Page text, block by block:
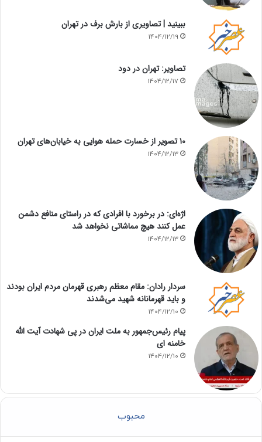
ببینید | تصاویری از بارش برف در تهران
1404/12/19
تصاویر: تهران در دود
1404/12/17
۱۰ تصویر از خسارت حمله هوایی به خیابان‌های تهران
1404/12/13
اژه‌ای: در برخورد با افرادی که در راستای منافع دشمن
عمل کنند هیچ مماشاتی نخواهد شد
1404/12/13
سردار رادان: مقام معظم رهبری قهرمان مردم ایران بودند
و باید قهرمانانه شهید می‌شدند
1404/12/10
پیام رئیس‌جمهور به ملت ایران در پی شهادت آیت الله
خامنه ای
1404/12/10
محبوب